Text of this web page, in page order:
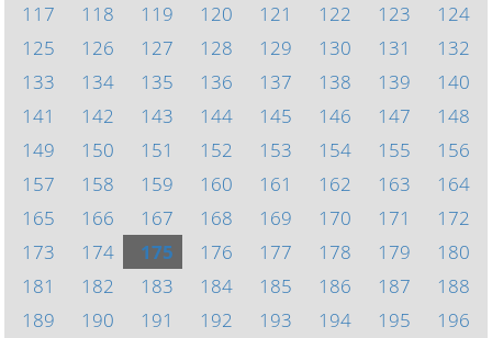
117
118 119 120 121 122 123
124
125
126 127 128 129 130 131
132
133
134 135 136 137 138 139
140
141
142 143 144 145 146 147
148
149
150 151 152 153 154 155
156
157
158 159 160 161 162 163
164
165
166 167 168 169 170 171
172
173
174 175 176 177 178 179
180
181
182 183 184 185 186 187
188
189
190 191 192 193 194 195
196